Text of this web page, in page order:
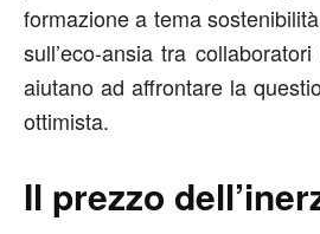
formazione a tema
sull’eco-ansia tra
aiutano ad affrontare la
ottimista.
Il prezzo